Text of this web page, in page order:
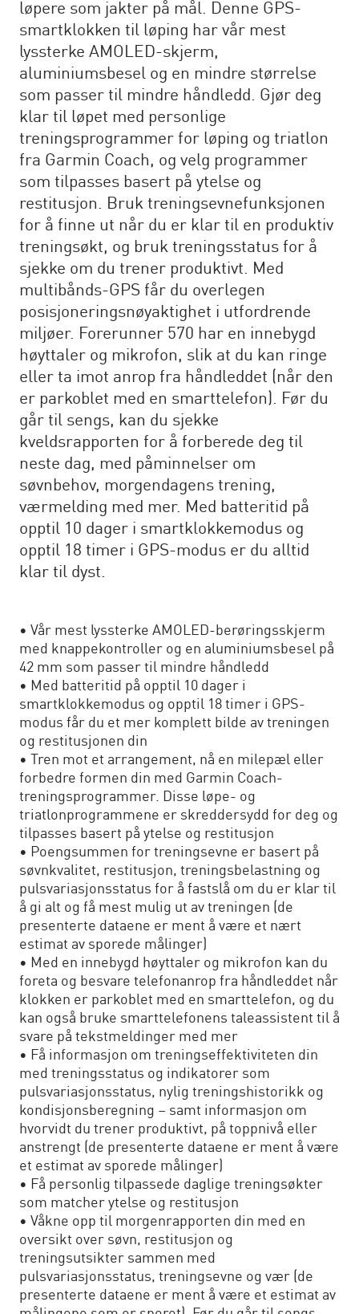
løpere som jakter på mål. Denne GPS-
smartklokken til løping har vår mest
lyssterke AMOLED-skjerm,
aluminiumsbesel og en mindre størrelse
som passer til mindre håndledd. Gjør deg
klar til løpet med personlige
treningsprogrammer for løping og triatlon
fra Garmin Coach, og velg programmer
som tilpasses basert på ytelse og
restitusjon. Bruk treningsevnefunksjonen
for å finne ut når du er klar til en produktiv
treningsøkt, og bruk treningsstatus for å
sjekke om du trener produktivt. Med
multibånds-GPS får du overlegen
posisjoneringsnøyaktighet i utfordrende
miljøer. Forerunner 570 har en innebygd
høyttaler og mikrofon, slik at du kan ringe
eller ta imot anrop fra håndleddet (når den
er parkoblet med en smarttelefon). Før du
går til sengs, kan du sjekke
kveldsrapporten for å forberede deg til
neste dag, med påminnelser om
søvnbehov, morgendagens trening,
værmelding med mer. Med batteritid på
opptil 10 dager i smartklokkemodus og
opptil 18 timer i GPS-modus er du alltid
klar til dyst.
• Vår mest lyssterke AMOLED-berøringsskjerm
med knappekontroller og en aluminiumsbesel på
42 mm som passer til mindre håndledd
• Med batteritid på opptil 10 dager i
smartklokkemodus og opptil 18 timer i GPS-
modus får du et mer komplett bilde av treningen
og restitusjonen din
• Tren mot et arrangement, nå en milepæl eller
forbedre formen din med Garmin Coach-
treningsprogrammer. Disse løpe- og
triatlonprogrammene er skreddersydd for deg og
tilpasses basert på ytelse og restitusjon
• Poengsummen for treningsevne er basert på
søvnkvalitet, restitusjon, treningsbelastning og
pulsvariasjonsstatus for å fastslå om du er klar til
å gi alt og få mest mulig ut av treningen (de
presenterte dataene er ment å være et nært
estimat av sporede målinger)
• Med en innebygd høyttaler og mikrofon kan du
foreta og besvare telefonanrop fra håndleddet når
klokken er parkoblet med en smarttelefon, og du
kan også bruke smarttelefonens taleassistent til å
svare på tekstmeldinger med mer
• Få informasjon om treningseffektiviteten din
med treningsstatus og indikatorer som
pulsvariasjonsstatus, nylig treningshistorikk og
kondisjonsberegning – samt informasjon om
hvorvidt du trener produktivt, på toppnivå eller
anstrengt (de presenterte dataene er ment å være
et estimat av sporede målinger)
• Få personlig tilpassede daglige treningsøkter
som matcher ytelse og restitusjon
• Våkne opp til morgenrapporten din med en
oversikt over søvn, restitusjon og
treningsutsikter sammen med
pulsvariasjonsstatus, treningsevne og vær (de
presenterte dataene er ment å være et estimat av